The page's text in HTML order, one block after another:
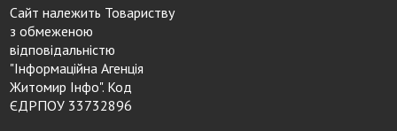
Сайт належить Товариству
з обмеженою
відповідальністю
"Інформаційна Агенція
Житомир Інфо". Код
ЄДРПОУ 33732896